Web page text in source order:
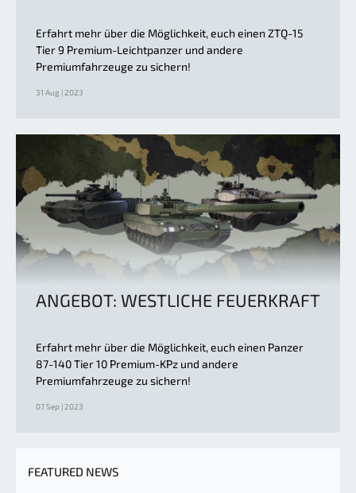
Erfahrt mehr über die Möglichkeit, euch einen ZTQ-15
Tier 9 Premium-Leichtpanzer und andere
Premiumfahrzeuge zu sichern!
31 Aug | 2023
ANGEBOT: WESTLICHE FEUERKRAFT
Erfahrt mehr über die Möglichkeit, euch einen Panzer
87-140 Tier 10 Premium-KPz und andere
Premiumfahrzeuge zu sichern!
07 Sep | 2023
FEATURED NEWS